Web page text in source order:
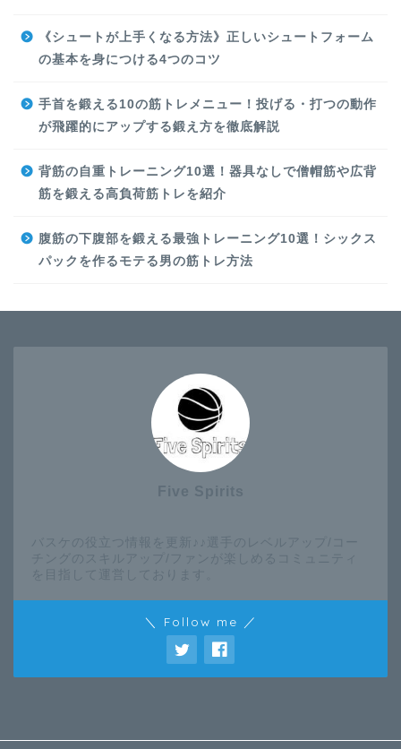
《シュートが上手くなる方法》正しいシュートフォーム
の基本を身につける4つのコツ
手首を鍛える10の筋トレメニュー！投げる・打つの動作
が飛躍的にアップする鍛え方を徹底解説
背筋の自重トレーニング10選！器具なしで僧帽筋や広背
筋を鍛える高負荷筋トレを紹介
腹筋の下腹部を鍛える最強トレーニング10選！シックス
パックを作るモテる男の筋トレ方法
Five Spirits
バスケの役立つ情報を更新♪♪選手のレベルアップ/コー
チングのスキルアップ/ファンが楽しめるコミュニティ
を目指して運営しております。
＼ Follow me ／